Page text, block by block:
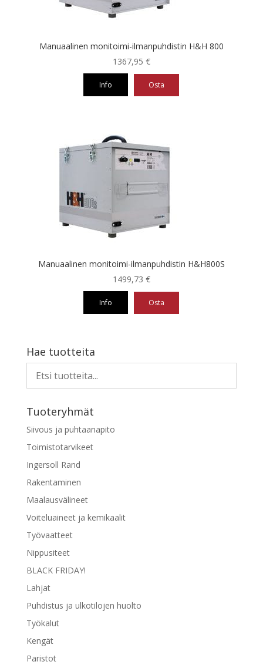
Manuaalinen monitoimi-ilmanpuhdistin H&H 800
1367,95 €
Info Osta
Manuaalinen monitoimi-ilmanpuhdistin H&H800S
1499,73 €
Info Osta
Hae tuotteita
Tuoteryhmät
Siivous ja puhtaanapito
Toimistotarvikeet
Ingersoll Rand
Rakentaminen
Maalausvälineet
Voiteluaineet ja kemikaalit
Työvaatteet
Nippusiteet
BLACK FRIDAY!
Lahjat
Puhdistus ja ulkotilojen huolto
Työkalut
Kengät
Paristot